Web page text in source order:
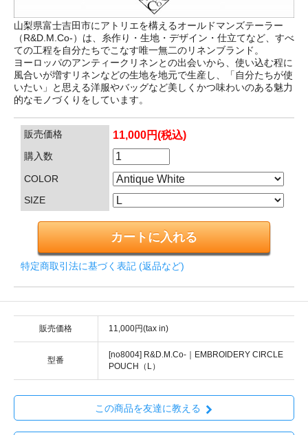
山梨県富士吉田市にアトリエを構えるオールドマンズテーラー
（R&D.M.Co-）は、糸作り・生地・デザイン・仕立てなど、すべ
ての工程を自分たちでこなす唯一無二のリネンブランド。
ヨーロッパのアンティークリネンとの出会いから、使い込む程に
風合いが増すリネンなどの生地を地元で生産し、「自分たちが使
いたい」と思える洋服やバッグなど美しくかつ味わいのある魅力
的なモノづくりをしています。
販売価格 11,000円(税込)
購入数
COLOR
SIZE
特定商取引法に基づく表記 (返品など)
販売価格 11,000円(tax in)
型番
[no8004] R&D.M.Co-｜EMBROIDERY CIRCLE
POUCH（L）
この商品を友達に教える